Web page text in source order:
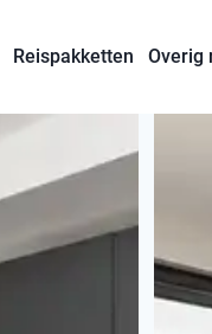
Reispakketten Overig